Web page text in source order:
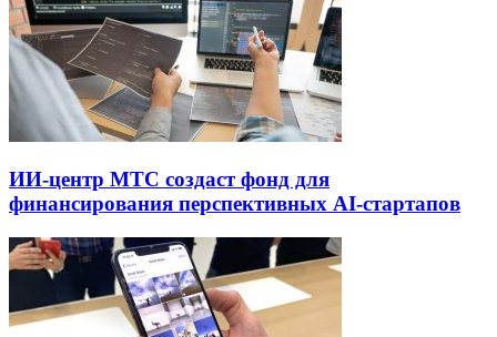
ИИ-центр МТС создаст фонд для
финансирования перспективных AI-стартапов